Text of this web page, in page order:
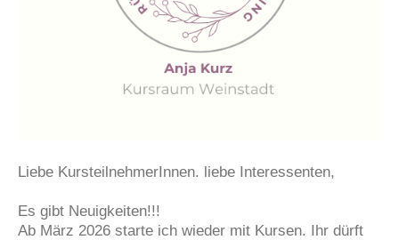
Liebe KursteilnehmerInnen. liebe Interessenten,
Es gibt Neuigkeiten!!!
Ab März 2026 starte ich wieder mit Kursen. Ihr dürft